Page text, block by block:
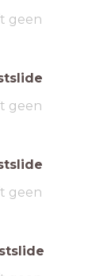
geen
geen
geen